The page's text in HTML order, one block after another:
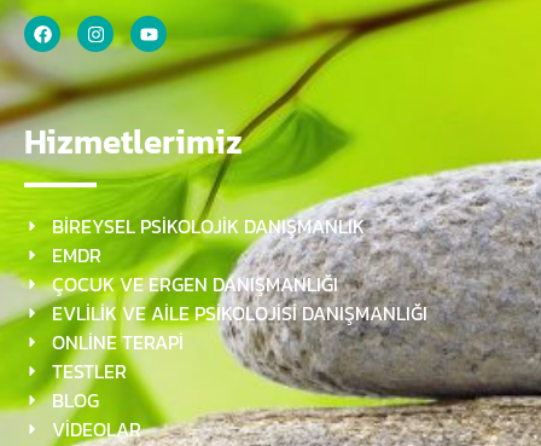
Hizmetlerimiz
BİREYSEL PSİKOLOJİK DANIŞMANLIK
EMDR
ÇOCUK VE ERGEN DANIŞMANLIĞI
EVLİLİK VE AİLE PSİKOLOJİSİ DANIŞMANLIĞI
ONLİNE TERAPİ
TESTLER
BLOG
VİDEOLAR